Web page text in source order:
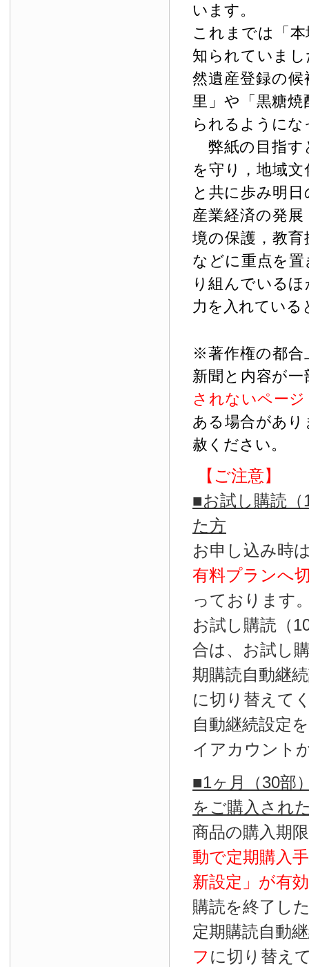
います。
これまでは「
知られていま
然遺産登録の
里」や「黒糖
られるように
弊紙の目指す
を守り，地域
と共に歩み明
産業経済の発
境の保護，教
などに重点を
り組んでいる
力を入れている
※著作権の都合
新聞と内容が
されないペー
ある場合があ
赦ください。
【ご注意】
■お試し購読
た方
お申し込み時
有料プランへ
っております
お試し購読（
合は、お試し
期購読自動継
に切り替えて
自動継続設定
イアカウント
■1ヶ月（30部
をご購入され
商品の購入期
動で定期購入
新設定」が有効
購読を終了し
定期購読自動
フ に切り替え